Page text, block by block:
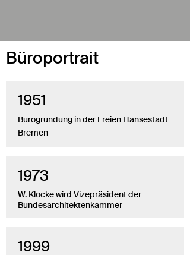
Büroportrait
1951
Bürogründung in der Freien Hansestadt
Bremen
1973
W. Klocke wird Vizepräsident der
Bundesarchitektenkammer
1999